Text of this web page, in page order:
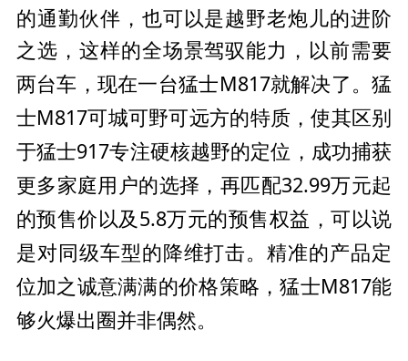
的通勤伙伴，也可以是越野老炮儿的进阶
之选，这样的全场景驾驭能力，以前需要
两台车，现在一台猛士M817就解决了。猛
士M817可城可野可远方的特质，使其区别
于猛士917专注硬核越野的定位，成功捕获
更多家庭用户的选择，再匹配32.99万元起
的预售价以及5.8万元的预售权益，可以说
是对同级车型的降维打击。精准的产品定
位加之诚意满满的价格策略，猛士M817能
够火爆出圈并非偶然。